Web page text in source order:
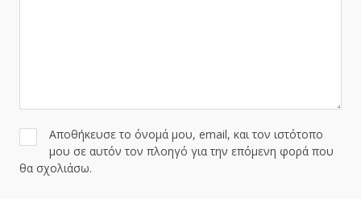
Αποθήκευσε το όνομά μου, email, και τον ιστότοπο
μου σε αυτόν τον πλοηγό για την επόμενη φορά που
θα σχολιάσω.